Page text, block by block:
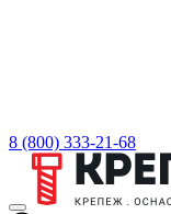
8 (800) 333-21-68